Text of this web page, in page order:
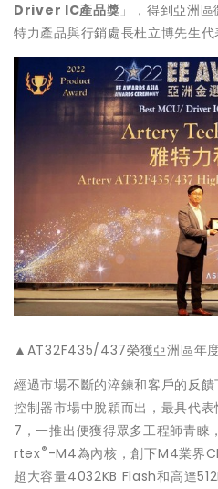
Driver IC產品獎」，得到亞洲
特力產品與行銷處長杜立博先生代
▲AT32F435/437榮獲亞洲區年
經過市場不斷的淬鍊和客戶的反
控制器市場中脫穎而出，最具代
7，一推出便獲得眾多工程師青睞
rtex® -M4為內核，創下M4業界
超大容量4032KB Flash和高達